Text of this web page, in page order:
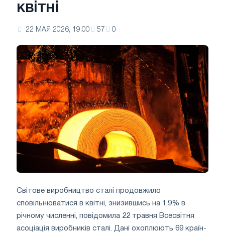
квітні
22 МАЯ 2026, 19:00 57 0
Світове виробництво сталі продовжило
сповільнюватися в квітні, знизившись на 1,9% в
річному численні, повідомила 22 травня Всесвітня
асоціація виробників сталі. Дані охоплюють 69 країн-